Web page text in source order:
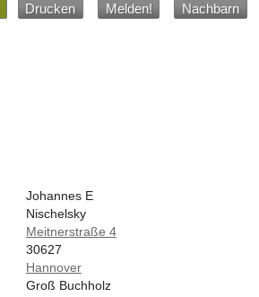
Drucken Melden!
Nachbarn
Johannes E
Nischelsky
Meitnerstraße 4
30627
Hannover
Groß Buchholz